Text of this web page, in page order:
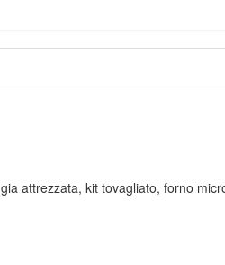
attrezzata, kit tovagliato, forno